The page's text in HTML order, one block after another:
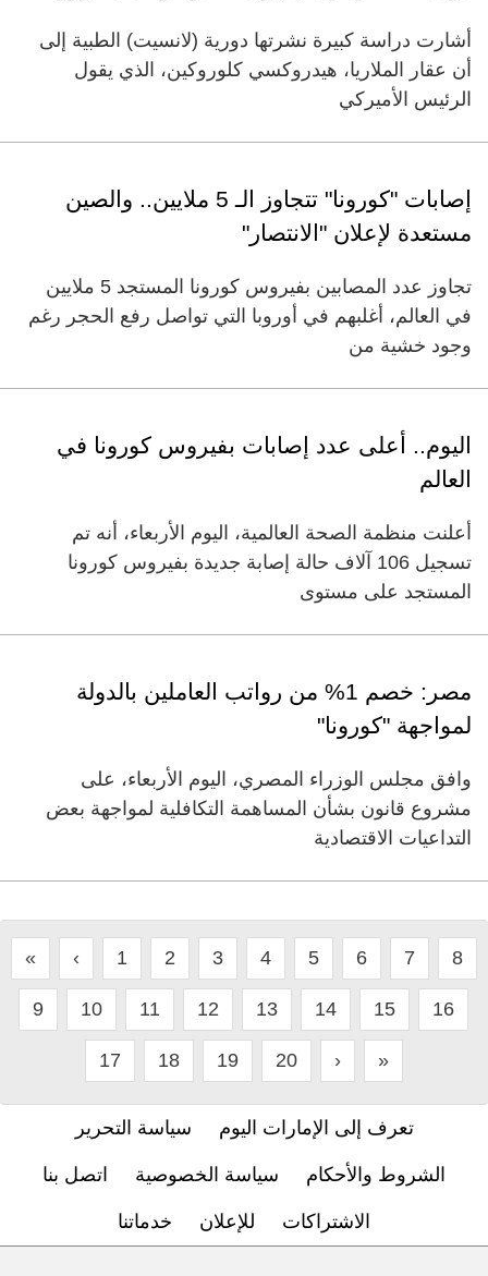
أشارت دراسة كبيرة نشرتها دورية (لانسيت) الطبية إلى
أن عقار الملاريا، هيدروكسي كلوروكين، الذي يقول
الرئيس الأميركي
إصابات "كورونا" تتجاوز الـ 5 ملايين.. والصين
مستعدة لإعلان "الانتصار"
تجاوز عدد المصابين بفيروس كورونا المستجد 5 ملايين
في العالم، أغلبهم في أوروبا التي تواصل رفع الحجر رغم
وجود خشية من
اليوم.. أعلى عدد إصابات بفيروس كورونا في
العالم
أعلنت منظمة الصحة العالمية، اليوم الأربعاء، أنه تم
تسجيل 106 آلاف حالة إصابة جديدة بفيروس كورونا
المستجد على مستوى
مصر: خصم 1% من رواتب العاملين بالدولة
لمواجهة "كورونا"
وافق مجلس الوزراء المصري، اليوم الأربعاء، على
مشروع قانون بشأن المساهمة التكافلية لمواجهة بعض
التداعيات الاقتصادية
« ‹ 1 2 3 4 5 6 7 8
9 10 11 12 13 14 15 16
17 18 19 20 › »
تعرف إلى الإمارات اليوم سياسة التحرير
الشروط والأحكام سياسة الخصوصية اتصل بنا
الاشتراكات للإعلان خدماتنا